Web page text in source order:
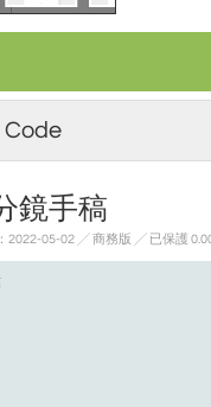
Code
鏡手稿
2022-05-02 ╱ 商務版 ╱ 已保護